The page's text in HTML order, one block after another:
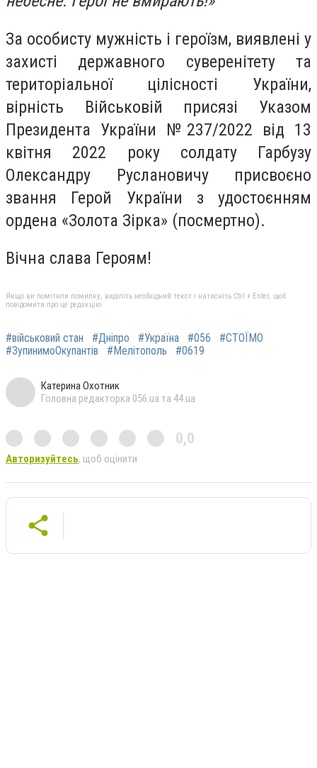
За особисту мужність і героїзм, виявлені у
захисті державного суверенітету та
територіальної цілісності України,
вірність Військовій присязі Указом
Президента України №237/2022 від 13
квітня 2022 року солдату Гарбузу
Олександру Руслановичу присвоєно
звання Герой України з удостоєнням
ордена «Золота Зірка» (посмертно).
Вічна слава Героям!
Якщо ви помітили помилку, виділіть необхідний текст і натисніть Ctrl + Enter, щоб
повідомити про це редакцію
#військовий стан #Дніпро #Україна #056
#СТОЇМО
#ЗупинимоОкупантів
#Мелітополь #0619
Катерина Охотник
Головна редакторка 056.ua та 44.ua
0,0
Авторизуйтесь, щоб оцінити